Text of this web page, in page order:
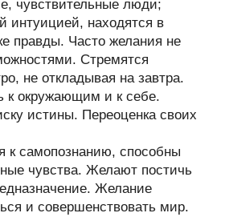
чувствительные люди;
интуицией, находятся в
правды. Часто желания не
Стремятся
не откладывая на завтра.
к окружающим и к себе.
истины. Переоценка своих
к самопознанию, способны
чувства. Желают постичь
Желание
и совершенствовать мир.